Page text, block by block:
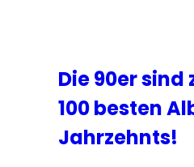
Die 90er sind
100 besten
Jahrzehnts!